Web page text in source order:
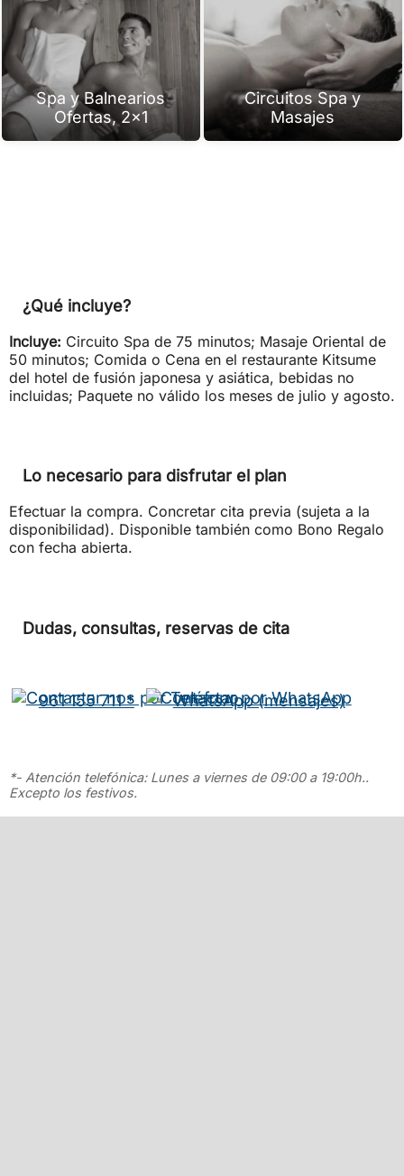
Spa y Balnearios
Ofertas, 2x1
Circuitos Spa y
Masajes
¿Qué incluye?
Incluye: Circuito Spa de 75 minutos; Masaje Oriental de
50 minutos; Comida o Cena en el restaurante Kitsume
del hotel de fusión japonesa y asiática, bebidas no
incluidas; Paquete no válido los meses de julio y agosto.
Lo necesario para disfrutar el plan
Efectuar la compra. Concretar cita previa (sujeta a la
disponibilidad). Disponible también como Bono Regalo
con fecha abierta.
Dudas, consultas, reservas de cita
961 155 711 * WhatsApp (mensajes)
*- Atención telefónica: Lunes a viernes de 09:00 a 19:00h..
Excepto los festivos.